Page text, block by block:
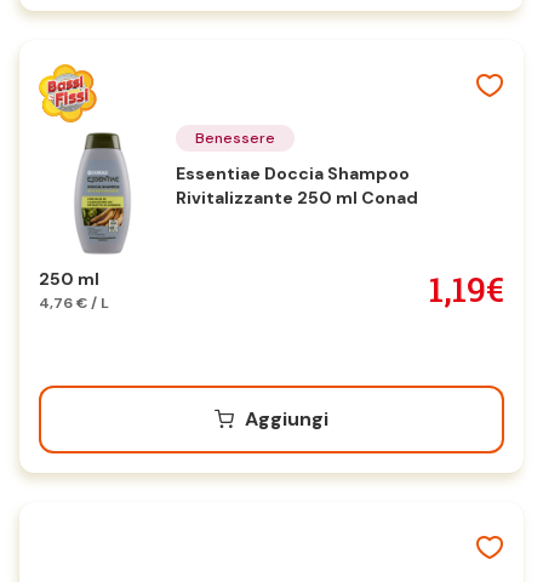
Benessere
Essentiae Doccia Shampoo
Rivitalizzante 250 ml Conad
250 ml
4,76 € / L 1,19€
Aggiungi